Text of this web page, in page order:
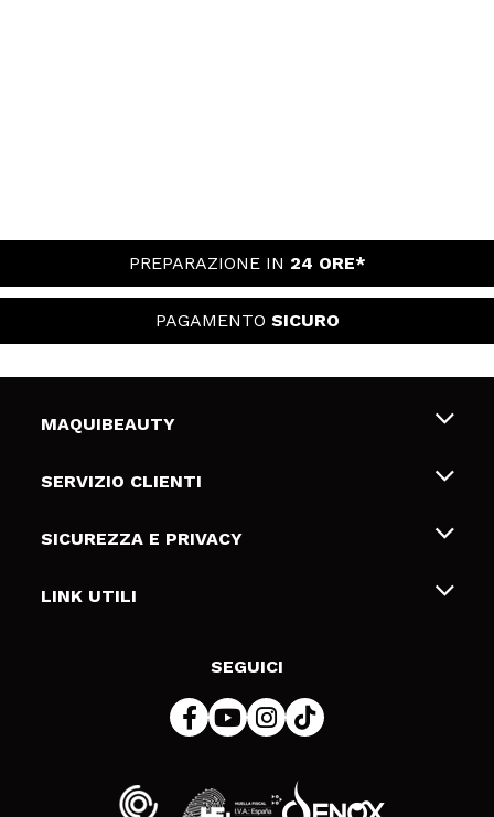
PREPARAZIONE IN 24 ORE*
PAGAMENTO SICURO
MAQUIBEAUTY
Chi siamo
Gift Cards
SERVIZIO CLIENTI
Spedizioni & Resi
Metodi di pagamamento
SICUREZZA E PRIVACY
Termini e condizioni
LINK UTILI
SEGUICI